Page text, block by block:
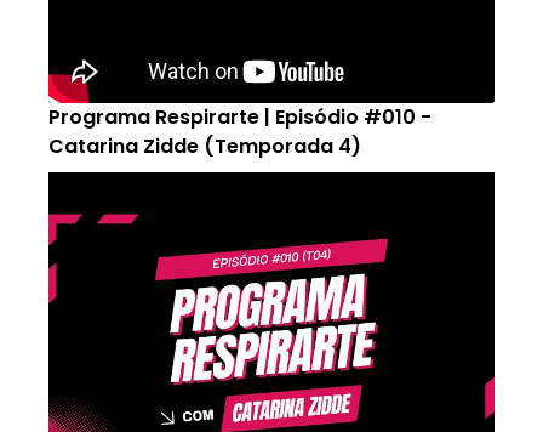
Programa Respirarte | Episódio #010 -
Catarina Zidde (Temporada 4)